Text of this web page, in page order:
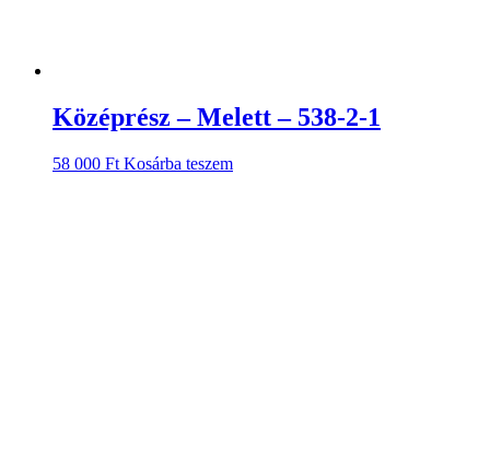
Középrész – Melett – 538-2-1
58 000 Ft Kosárba teszem